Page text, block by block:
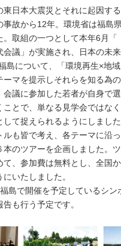
日本大震災とそれに起因す
事故から12年。環境省は福島
。取組の一つとして本年6月「
会議」が実施され、日本の未
島について、「環境再生×地域
ーマを提示しそれらを知る為
会議に参加した若者が自身で
ことで、単なる見学会ではな
して捉えられるようにしまし
ルも皆で考え、各テーマに沿
本のツアーを企画しました。
て、参加費は無料とし、全国
いたしました。
島で開催を予定しているシン
告も行う予定です。